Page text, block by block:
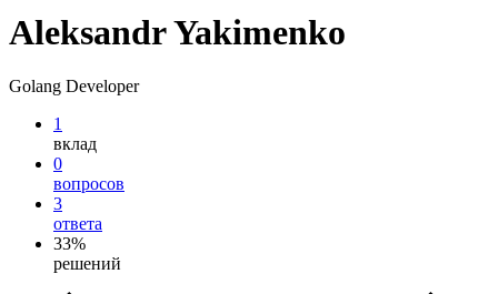
Aleksandr Yakimenko
Golang Developer
1
вклад
0
вопросов
3
ответа
33%
решений